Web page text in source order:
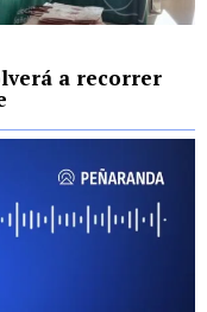
a recorrer